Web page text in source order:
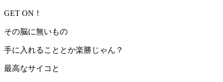
GET ON！
その脳に無いもの
手に入れることとか楽勝じゃん？
最高なサイコと